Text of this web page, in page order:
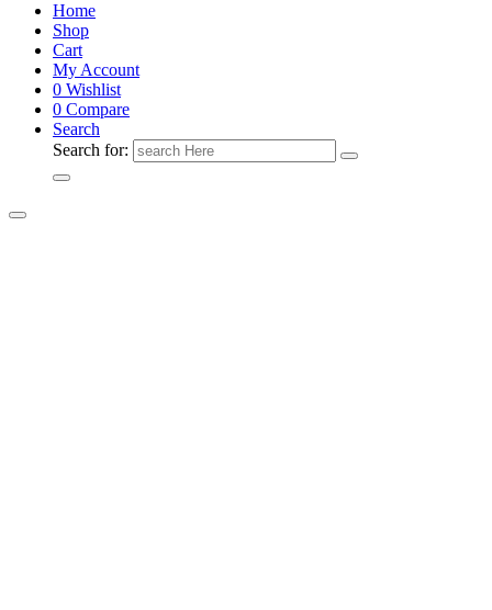
Home
Shop
Cart
My Account
0 Wishlist
0 Compare
Search
Search for: